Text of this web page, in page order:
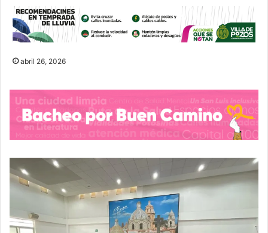
abril 26, 2026